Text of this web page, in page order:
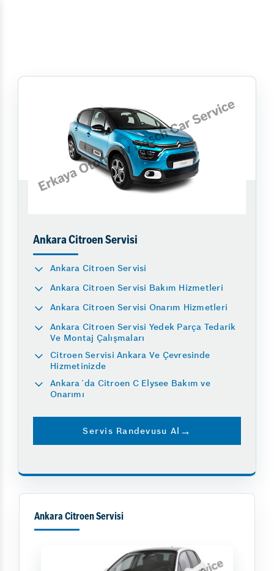
Ankara Citroen Servisi
Ankara Citroen Servisi
Ankara Citroen Servisi Bakım Hizmetleri
Ankara Citroen Servisi Onarım Hizmetleri
Ankara Citroen Servisi Yedek Parça Tedarik
Ve Montaj Çalışmaları
Citroen Servisi Ankara Ve Çevresinde
Hizmetinizde
Ankara´da Citroen C Elysee Bakım ve
Onarımı
Servis Randevusu Al
Ankara Citroen Servisi